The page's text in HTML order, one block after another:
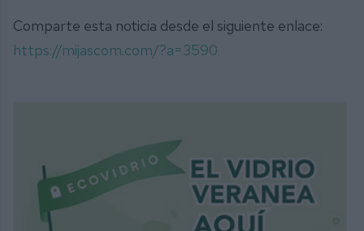
Comparte esta noticia desde el siguiente enlace:
https://mijascom.com/?a=3590